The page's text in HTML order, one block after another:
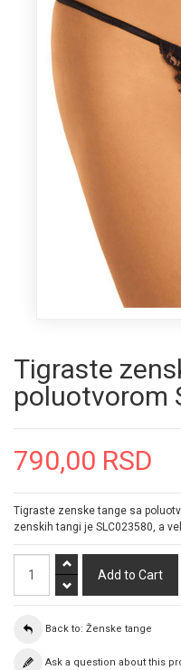
Tigraste
poluotvorom
790,00 RSD
Tigraste zenske tange sa
zenskih tangi je SLC023580, a
Back to: Ženske tange
Ask a question about this